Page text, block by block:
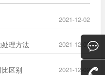
2021-12-02
处理方法 2021-12-02
区别 2021-12-02